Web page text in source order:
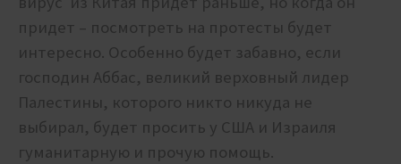
придет – посмотреть на протесты будет
интересно. Особенно будет забавно, если
господин Аббас, великий верховный лидер
Палестины, которого никто никуда не
выбирал, будет просить у США и Израиля
гуманитарную и прочую помощь.